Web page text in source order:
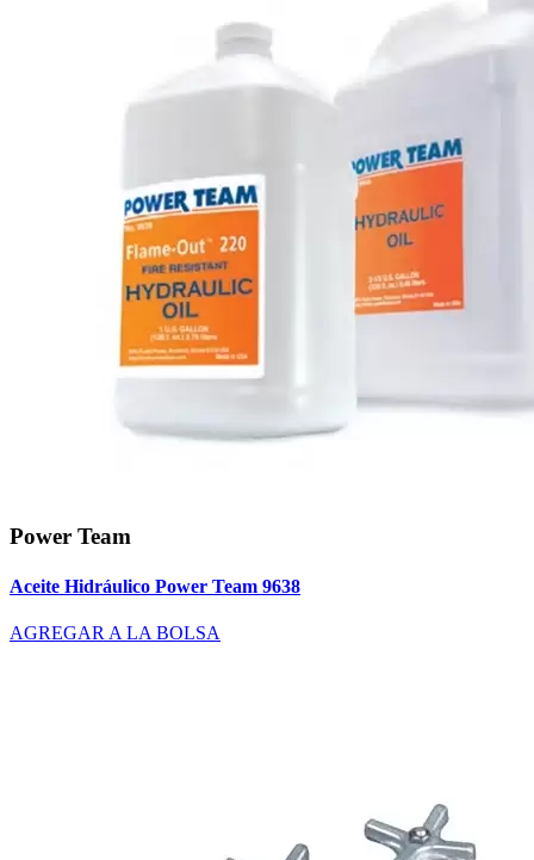
Power Team
Aceite Hidráulico Power Team 9638
AGREGAR A LA BOLSA